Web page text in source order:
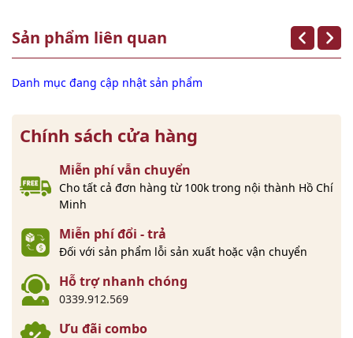
Sản phẩm liên quan
Danh mục đang cập nhật sản phẩm
Chính sách cửa hàng
Miễn phí vẫn chuyển
Cho tất cả đơn hàng từ 100k trong nội thành Hồ Chí
Minh
Miễn phí đổi - trả
Đối với sản phẩm lỗi sản xuất hoặc vận chuyển
Hỗ trợ nhanh chóng
0339.912.569
Ưu đãi combo